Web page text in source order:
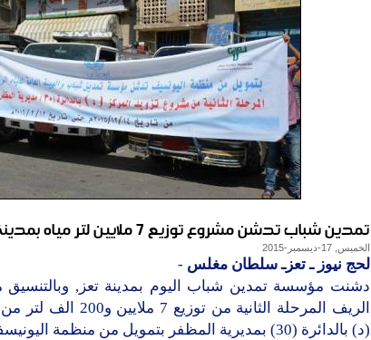
تمدين شباب تدشن مشروع توزيع 7 ملايين لتر مياه بمدينة تعز
الخميس, 17-ديسمبر-2015
لحج نيوز ـ تعزـ سلطان مغلس -
دشنت مؤسسة تمدين شباب اليوم بمدينة تعز, وبالتنسيق مع
الريف المرحلة الثانية من
(د) بالدائرة (30) بمديرية المظفر بتمويل من منظمة اليونيسف.